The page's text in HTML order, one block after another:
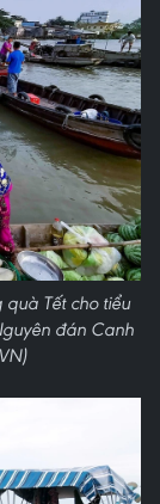
Tết cho tiểu
đán Canh